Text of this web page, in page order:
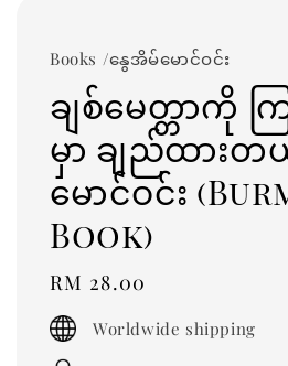
Books /နွေအိမ်မောင်ဝင်း
ချစ်မေတ္တာကို
မှာ ချည်ထား
မောင်ဝင်း
Book)
Regular
price
RM 28.00
Worldwide shipping